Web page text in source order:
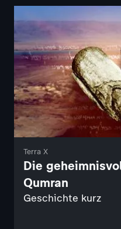
Terra X
Die
Qumran
Geschichte kurz